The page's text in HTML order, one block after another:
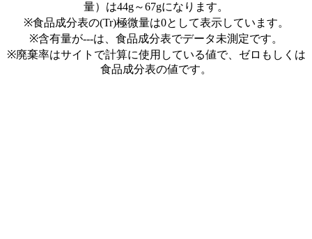
量）は44g～67gになります。
※食品成分表の(Tr)極微量は0として表示しています。
※含有量が---は、食品成分表でデータ未測定です。
※廃棄率はサイトで計算に使用している値で、ゼロもしくは
食品成分表の値です。